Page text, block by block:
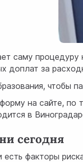
саму
доплат за
чтобы
на сайте,
в
сегодня
факторы